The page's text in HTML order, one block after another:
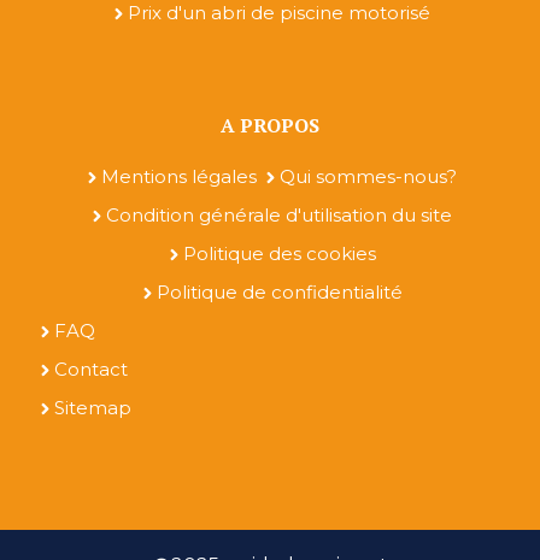
Prix d'un abri de piscine motorisé
A PROPOS
Mentions légales
Qui sommes-nous?
Condition générale d'utilisation du site
Politique des cookies
Politique de confidentialité
FAQ
Contact
Sitemap